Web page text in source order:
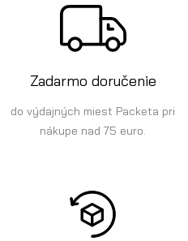
Zadarmo doručenie
do výdajných miest Packeta pri
nákupe nad 75 euro.